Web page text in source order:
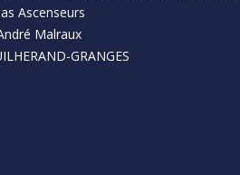
Ascenseurs
Malraux
GRANGES